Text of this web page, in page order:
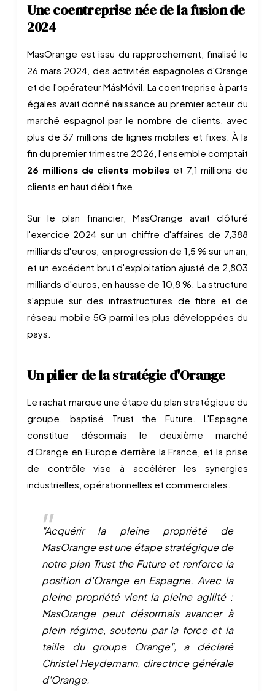
Une coentreprise née de la fusion de
2024
MasOrange est issu du rapprochement, finalisé le
26 mars 2024, des activités espagnoles d'Orange
et de l'opérateur MásMóvil. La coentreprise à parts
égales avait donné naissance au premier acteur du
marché espagnol par le nombre de clients, avec
plus de 37 millions de lignes mobiles et fixes. À la
fin du premier trimestre 2026, l'ensemble comptait
26 millions de clients mobiles et 7,1 millions de
clients en haut débit fixe.
Sur le plan financier, MasOrange avait clôturé
l'exercice 2024 sur un chiffre d'affaires de 7,388
milliards d'euros, en progression de 1,5 % sur un an,
et un excédent brut d'exploitation ajusté de 2,803
milliards d'euros, en hausse de 10,8 %. La structure
s'appuie sur des infrastructures de fibre et de
réseau mobile 5G parmi les plus développées du
pays.
Un pilier de la stratégie d'Orange
Le rachat marque une étape du plan stratégique du
groupe, baptisé Trust the Future. L'Espagne
constitue désormais le deuxième marché
d'Orange en Europe derrière la France, et la prise
de contrôle vise à accélérer les synergies
industrielles, opérationnelles et commerciales.
"Acquérir la pleine propriété de
MasOrange est une étape stratégique de
notre plan Trust the Future et renforce la
position d'Orange en Espagne. Avec la
pleine propriété vient la pleine agilité :
MasOrange peut désormais avancer à
plein régime, soutenu par la force et la
taille du groupe Orange", a déclaré
Christel Heydemann, directrice générale
d'Orange.